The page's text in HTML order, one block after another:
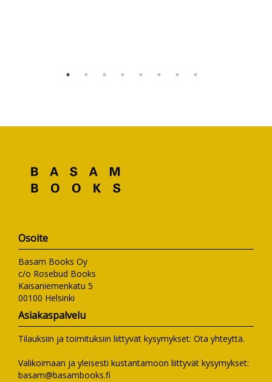
Osoite
Basam Books Oy
c/o Rosebud Books
Kaisaniemenkatu 5
00100 Helsinki
Asiakaspalvelu
Tilauksiin ja toimituksiin liittyvät kysymykset: Ota yhteyttä.
Valikoimaan ja yleisesti kustantamoon liittyvät kysymykset:
basam@basambooks.fi